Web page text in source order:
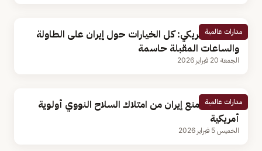
مدارات عالمية
مسؤول أمريكي: كل الخيارات حول إيران على الطاولة
والساعات المقبلة حاسمة
الجمعة 20 فبراير 2026
مدارات عالمية
«فانس»: منع إيران من امتلاك السلاح النووي أولوية
أمريكية
الخميس 5 فبراير 2026